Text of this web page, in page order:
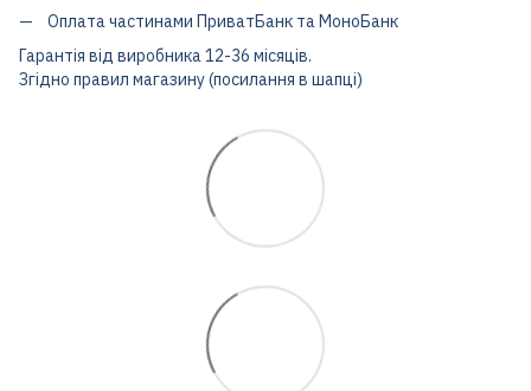
Оплата частинами ПриватБанк та МоноБанк
Гарантія від виробника 12-36 місяців.
Згідно правил магазину (посилання в шапці)